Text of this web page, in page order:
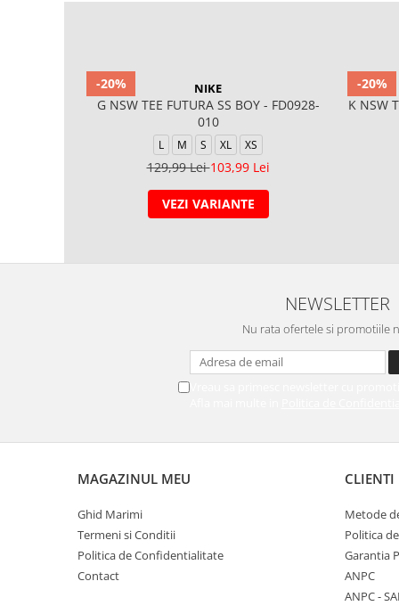
-20% NIKE
G NSW TEE FUTURA SS BOY - FD0928-
010
L M S XL XS
129,99 Lei103,99 Lei
VEZI VARIANTE
-20%
K NSW
NEWSLETTER
Nu rata ofertele si promotiile
Vreau sa primesc newsletter cu
MAGAZINUL MEU
Ghid Marimi
Termeni si Conditii
Politica de Confidentialitate
Contact
CLIENTI
Metode
Politica
Garantia
ANPC
ANPC -